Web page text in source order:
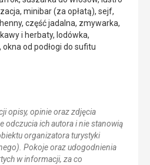
minibar (za opłatą), sejf,
część jadalna, zmywarka,
i herbaty, lodówka,
od podłogi do sufitu
opisy, opinie oraz zdjęcia
odczucia ich autora i nie stanowią
organizatora turystyki
Pokoje oraz udogodnienia
w informacji, za co